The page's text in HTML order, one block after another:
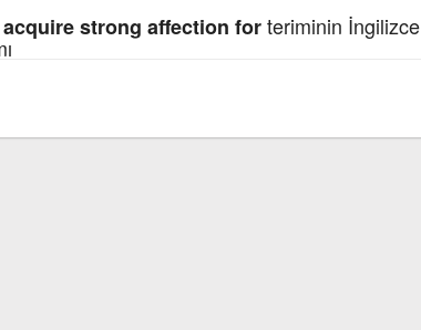
strong affection forteriminin İngilizce